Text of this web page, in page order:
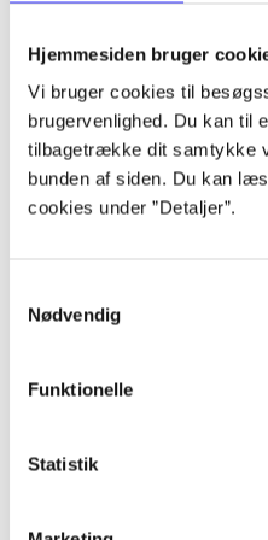
Hjemmesiden bruger
Vi bruger cookies til
brugervenlighed. Du kan til
tilbagetrække dit samtykke
bunden af siden. Du kan
cookies under ”Detaljer”.
Nødvendig
Funktionelle
Statistik
lorem
lorem
lorem
lorem
lorem
lorem
lorem
lorem